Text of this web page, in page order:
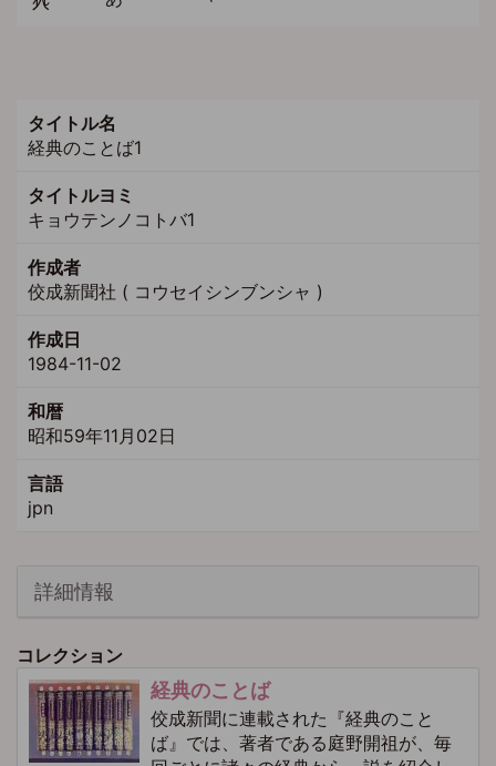
タイトル名
経典のことば1
タイトルヨミ
キョウテンノコトバ1
作成者
佼成新聞社 ( コウセイシンブンシャ )
作成日
1984-11-02
和暦
昭和59年11月02日
言語
jpn
詳細情報
コレクション
経典のことば
佼成新聞に連載された『経典のこと
ば』では、著者である庭野開祖が、毎